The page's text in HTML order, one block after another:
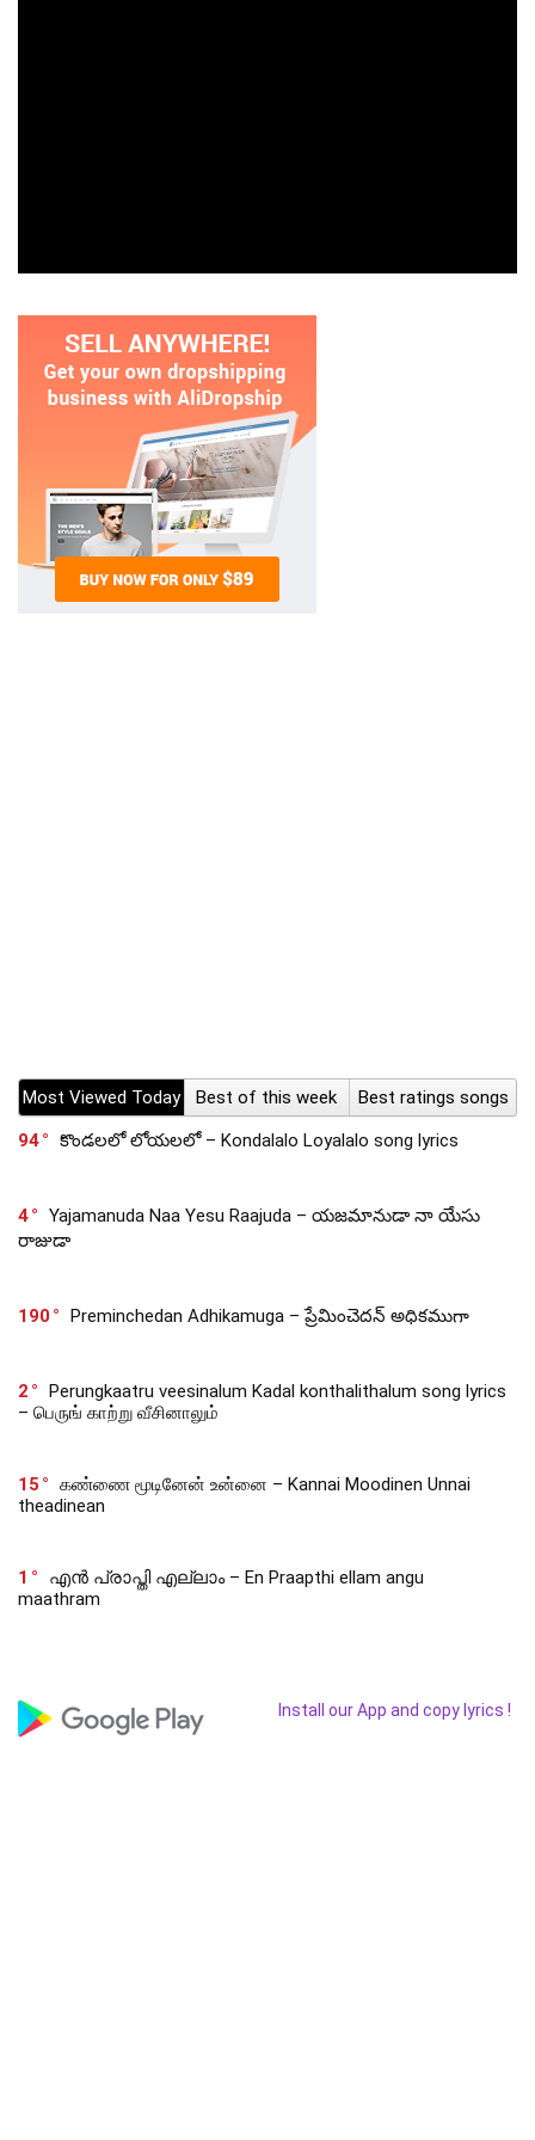
Most Viewed Today Best of this week
Best ratings songs
94
కొండలలో లోయలలో – Kondalalo Loyalalo song lyrics
4
Yajamanuda Naa Yesu Raajuda – యజమానుడా నా యేసు
రాజుడా
190 Preminchedan Adhikamuga – ప్రేమించెదన్ అధికముగా
2
Perungkaatru veesinalum Kadal konthalithalum song lyrics
– பெருங் காற்று வீசினாலும்
15
கண்ணை மூடினேன் உன்னை – Kannai Moodinen Unnai
theadinean
1
എൻ പ്രാപ്തി എല്ലാം – En Praapthi ellam angu
maathram
Install our App and copy lyrics !